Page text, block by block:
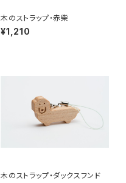
木のストラップ・赤柴
¥1,210
木のストラップ・ダックスフンド